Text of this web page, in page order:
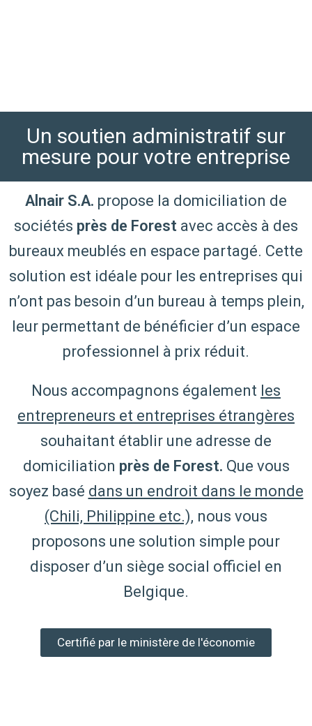
Un soutien administratif sur
mesure pour votre entreprise
Alnair S.A. propose la domiciliation de
sociétés près de Forest avec accès à des
bureaux meublés en espace partagé. Cette
solution est idéale pour les entreprises qui
n’ont pas besoin d’un bureau à temps plein,
leur permettant de bénéficier d’un espace
professionnel à prix réduit.
Nous accompagnons également les
entrepreneurs et entreprises étrangères
souhaitant établir une adresse de
domiciliation près de Forest. Que vous
soyez basé dans un endroit dans le monde
(Chili, Philippine etc.), nous vous
proposons une solution simple pour
disposer d’un siège social officiel en
Belgique.
Certifié par le ministère de l'économie